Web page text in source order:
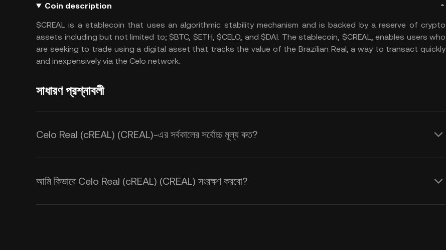
Coin description
$CREAL is a stablecoin that uses an algorithmic stability mechanism and is backed by a reserve of crypto
assets including but not limited to; $BTC, $ETH, $CELO, and $DAI. The stablecoin, $CREAL, enables users who
are seeking to trade using a digital asset that tracks the value of the Brazilian Real, a way to transact quickly
and inexpensively via the Celo network.
সাধারণ প্রশ্নাবলী
Celo Real (cREAL) (CREAL)-এর সর্বকালের সর্বোচ্চ মূল্য কত?
আমি কিভাবে Celo Real (cREAL) (CREAL) সংরক্ষণ করবো?